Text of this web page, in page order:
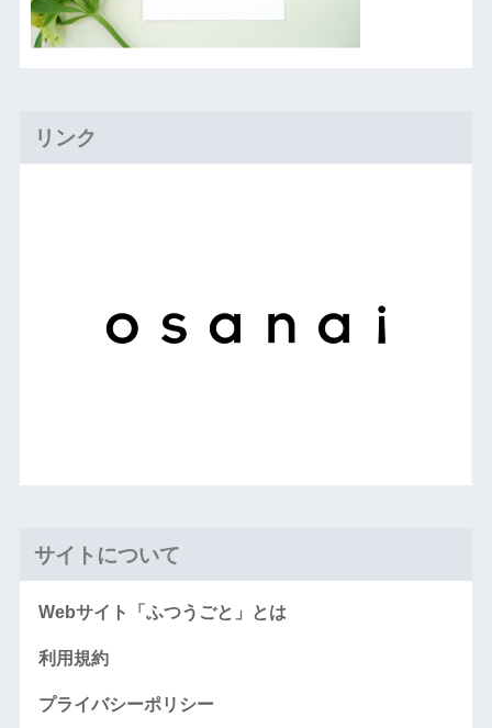
リンク
サイトについて
Webサイト「ふつうごと」とは
利用規約
プライバシーポリシー